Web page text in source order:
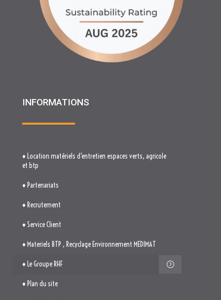
INFORMATIONS
♦ Partenariats
♦ Recrutement
♦ Materiels BTP , Recyclage Environnement MEDIMAT
♦ Le Groupe RHF
♦ Plan du site
♦ Mentions légales
♦ Politique de cookies (UE)
TROUVEZ-NOUS